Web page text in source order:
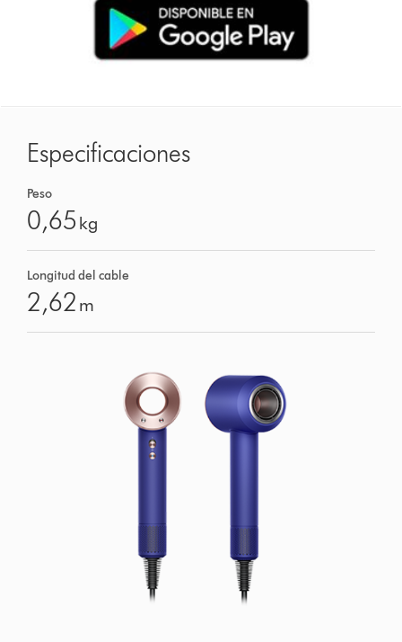
Especificaciones
Peso
0,65 kg
Longitud del cable
2,62 m